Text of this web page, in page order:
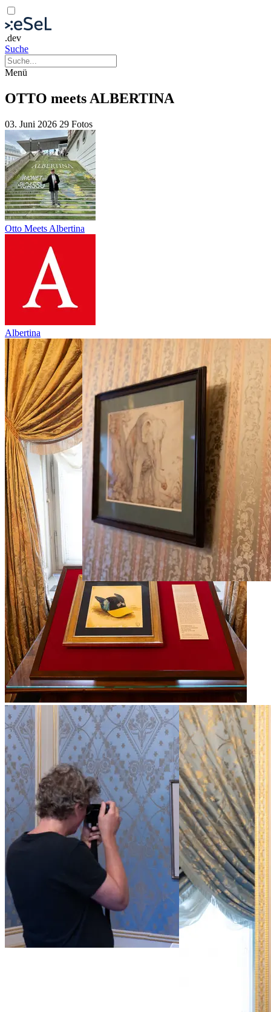
.dev
Suche
Menü
OTTO meets ALBERTINA
03. Juni 2026 29 Fotos
Otto Meets Albertina
Albertina